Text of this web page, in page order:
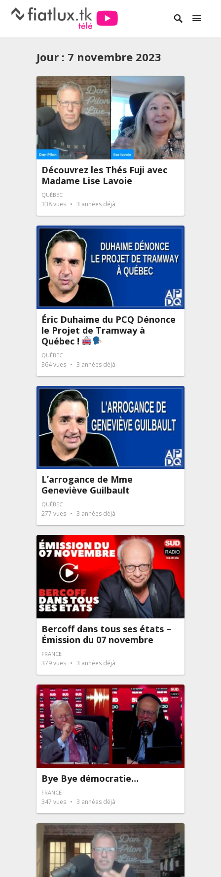
Jour : 7 novembre 2023
Découvrez les Thés Fuji avec
Madame Lise Lavoie
QUÉBEC
338vues 3 années déjà
Éric Duhaime du PCQ Dénonce
le Projet de Tramway à
Québec !
QUÉBEC
364vues 3 années déjà
L’arrogance de Mme
Geneviève Guilbault
QUÉBEC
277 vues 3 années déjà
Bercoff dans tous ses états –
Émission du 07 novembre
FRANCE
379vues 3 années déjà
Bye Bye démocratie…
FRANCE
347 vues 3 années déjà